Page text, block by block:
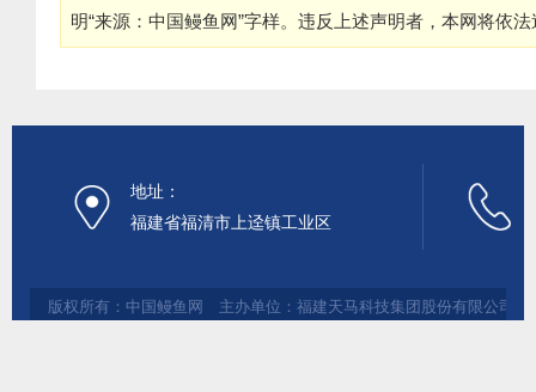
明“来源：中国鳗鱼网”字样。违反上述声明者，本网将依
地址：
福建省福清市上迳镇工业区
版权所有：中国鳗鱼网 主办单位：福建天马科技集团股份有限公司